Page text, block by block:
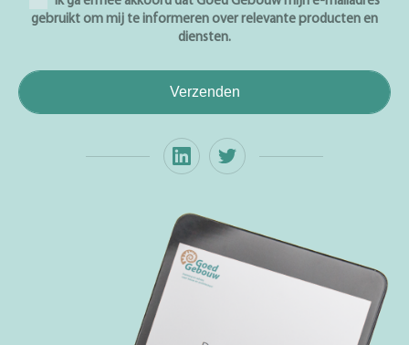
gebruikt om mij te informeren over relevante producten en
diensten.